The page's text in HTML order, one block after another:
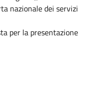
nazionale dei servizi
per la presentazione